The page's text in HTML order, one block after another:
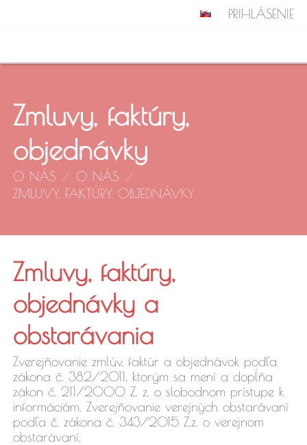
PRIHLÁSENIE
Zmluvy, faktúry,
objednávky
O NÁS / O NÁS /
ZMLUVY, FAKTÚRY, OBJEDNÁVKY
Zmluvy,
faktúry,
objednávky
Zmluvy, faktúry,
objednávky a
obstarávania
Zverejňovanie zmlúv, faktúr a objednávok podľa
zákona č. 382/2011, ktorým sa mení a dopĺňa
zákon č. 211/2000 Z. z. o slobodnom prístupe k
informáciám. Zverejňovanie verejných obstarávaní
podľa č. zákona č. 343/2015 Z.z. o verejnom
obstarávaní.